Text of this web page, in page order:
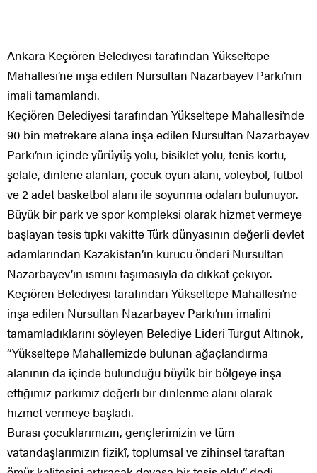
Ankara Keçiören Belediyesi tarafından Yükseltepe
Mahallesi’ne inşa edilen Nursultan Nazarbayev Parkı’nın
imali tamamlandı.
Keçiören Belediyesi tarafından Yükseltepe Mahallesi’nde
90 bin metrekare alana inşa edilen Nursultan Nazarbayev
Parkı’nın içinde yürüyüş yolu, bisiklet yolu, tenis kortu,
şelale, dinlene alanları, çocuk oyun alanı, voleybol, futbol
ve 2 adet basketbol alanı ile soyunma odaları bulunuyor.
Büyük bir park ve spor kompleksi olarak hizmet vermeye
başlayan tesis tıpkı vakitte Türk dünyasının değerli devlet
adamlarından Kazakistan’ın kurucu önderi Nursultan
Nazarbayev’in ismini taşımasıyla da dikkat çekiyor.
Keçiören Belediyesi tarafından Yükseltepe Mahallesi’ne
inşa edilen Nursultan Nazarbayev Parkı’nın imalini
tamamladıklarını söyleyen Belediye Lideri Turgut Altınok,
“Yükseltepe Mahallemizde bulunan ağaçlandırma
alanının da içinde bulunduğu büyük bir bölgeye inşa
ettiğimiz parkımız değerli bir dinlenme alanı olarak
hizmet vermeye başladı.
Burası çocuklarımızın, gençlerimizin ve tüm
vatandaşlarımızın fizikî, toplumsal ve zihinsel taraftan